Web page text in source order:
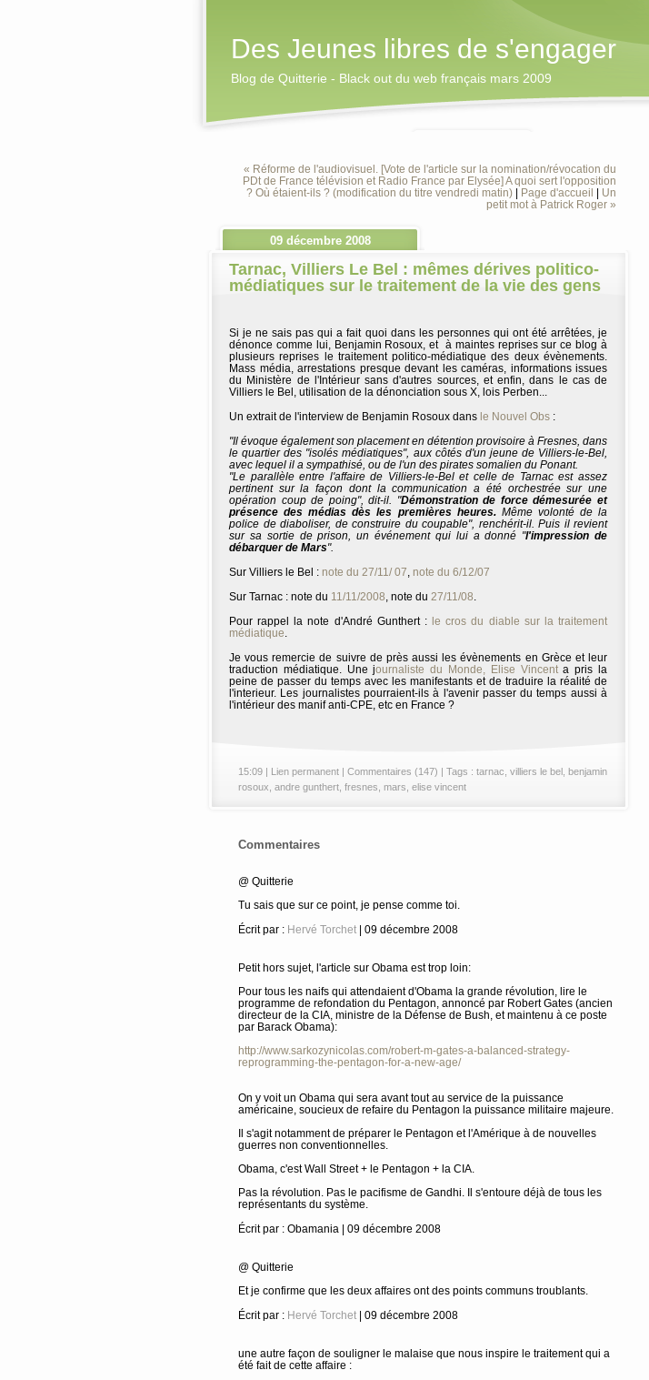
Des Jeunes libres de s'engager
Blog de Quitterie - Black out du web français mars 2009
« Réforme de l'audiovisuel. [Vote de l'article sur la nomination/révocation du
PDt de France télévision et Radio France par Elysée] A quoi sert l'opposition
? Où étaient-ils ? (modification du titre vendredi matin) | Page d'accueil | Un
petit mot à Patrick Roger »
09 décembre 2008
Tarnac, Villiers Le Bel : mêmes dérives politico-
médiatiques sur le traitement de la vie des gens
Si je ne sais pas qui a fait quoi dans les personnes qui ont été arrêtées, je
dénonce comme lui, Benjamin Rosoux, et à maintes reprises sur ce blog à
plusieurs reprises le traitement politico-médiatique des deux évènements.
Mass média, arrestations presque devant les caméras, informations issues
du Ministère de l'Intérieur sans d'autres sources, et enfin, dans le cas de
Villiers le Bel, utilisation de la dénonciation sous X, lois Perben...
Un extrait de l'interview de Benjamin Rosoux dans le Nouvel Obs :
"Il évoque également son placement en détention provisoire à Fresnes, dans
le quartier des "isolés médiatiques", aux côtés d'un jeune de Villiers-le-Bel,
avec lequel il a sympathisé, ou de l'un des pirates somalien du Ponant.
"Le parallèle entre l'affaire de Villiers-le-Bel et celle de Tarnac est assez
pertinent sur la façon dont la communication a été orchestrée sur une
opération coup de poing", dit-il. "Démonstration de force démesurée et
présence des médias dès les premières heures.Même volonté de la
police de diaboliser, de construire du coupable", renchérit-il. Puis il revient
sur sa sortie de prison, un événement qui lui a donné "l'impression de
débarquer de Mars".
Sur Villiers le Bel : note du 27/11/ 07 note du 6/12/07
Sur Tarnac : note du 11/11/2008 , note du 27/11/08
Pour rappel la note d'André Gunthert :le cros du diable sur la traitement
médiatique
Je vous remercie de suivre de près aussi les évènements en Grèce et leur
traduction médiatique. Une journaliste du Monde, Elise Vincenta pris la
peine de passer du temps avec les manifestants et de traduire la réalité de
l'interieur. Les journalistes pourraient-ils à l'avenir passer du temps aussi à
l'intérieur des manif anti-CPE, etc en France ?
15:09 | Lien permanent | Commentaires (147) | Tags : tarnac villiers le bel benjamin
rosoux andre gunthert fresnes mars elise vincent
Commentaires
@ Quitterie
Tu sais que sur ce point, je pense comme toi.
Écrit par : Hervé Torchet | 09 décembre 2008
Petit hors sujet, l'article sur Obama est trop loin:
Pour tous les naifs qui attendaient d'Obama la grande révolution, lire le
programme de refondation du Pentagon, annoncé par Robert Gates (ancien
directeur de la CIA, ministre de la Défense de Bush, et maintenu à ce poste
par Barack Obama):
http://www.sarkozynicolas.com/robert-m-gates-a-balanced-strategy-
reprogramming-the-pentagon-for-a-new-age/
On y voit un Obama qui sera avant tout au service de la puissance
américaine, soucieux de refaire du Pentagon la puissance militaire majeure.
Il s'agit notamment de préparer le Pentagon et l'Amérique à de nouvelles
guerres non conventionnelles.
Obama, c'est Wall Street + le Pentagon + la CIA.
Pas la révolution. Pas le pacifisme de Gandhi. Il s'entoure déjà de tous les
représentants du système.
Écrit par : Obamania | 09 décembre 2008
@ Quitterie
Et je confirme que les deux affaires ont des points communs troublants.
Écrit par : Hervé Torchet | 09 décembre 2008
une autre façon de souligner le malaise que nous inspire le traitement qui a
été fait de cette affaire :